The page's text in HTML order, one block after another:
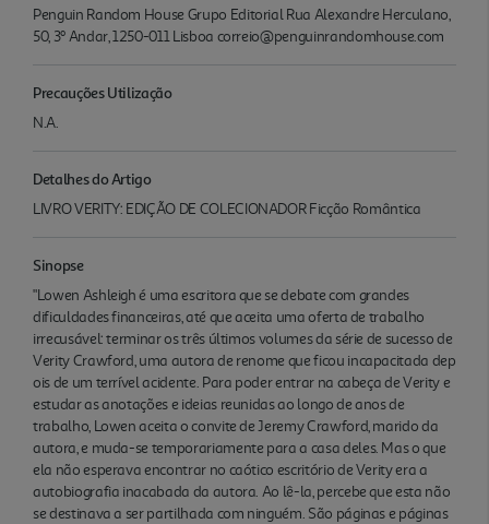
Penguin Random House Grupo Editorial Rua Alexandre Herculano,
50, 3º Andar, 1250-011 Lisboa correio@penguinrandomhouse.com
Precauções Utilização
N.A.
Detalhes do Artigo
LIVRO VERITY: EDIÇÃO DE COLECIONADOR Ficção Romântica
Sinopse
"Lowen Ashleigh é uma escritora que se debate com grandes
dificuldades financeiras, até que aceita uma oferta de trabalho
irrecusável: terminar os três últimos volumes da série de sucesso de
Verity Crawford, uma autora de renome que ficou incapacitada dep
ois de um terrível acidente. Para poder entrar na cabeça de Verity e
estudar as anotações e ideias reunidas ao longo de anos de
trabalho, Lowen aceita o convite de Jeremy Crawford, marido da
autora, e muda-se temporariamente para a casa deles. Mas o que
ela não esperava encontrar no caótico escritório de Verity era a
autobiografia inacabada da autora. Ao lê-la, percebe que esta não
se destinava a ser partilhada com ninguém. São páginas e páginas